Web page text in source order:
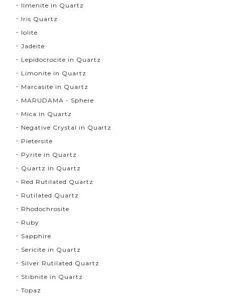
Ilmenite in Quartz
Iris Quartz
Iolite
Jadeite
Lepidocrocite in Quartz
Limonite in Quartz
Marcasite in Quartz
MARUDAMA - Sphere
Mica in Quartz
Negative Crystal in Quartz
Pietersite
Pyrite in Quartz
Quartz in Quartz
Red Rutilated Quartz
Rutilated Quartz
Rhodochrosite
Ruby
Sapphire
Sericite in Quartz
Silver Rutilated Quartz
Stibnite in Quartz
Topaz